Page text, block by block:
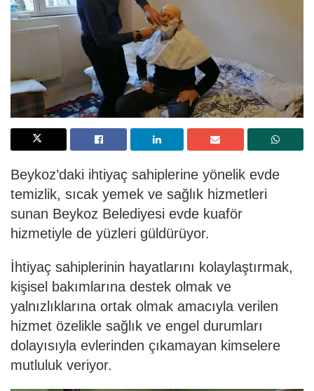
Beykoz’daki ihtiyaç sahiplerine yönelik evde
temizlik, sıcak yemek ve sağ lık hizmetleri
sunan Beykoz Belediyesi evde kuaför
hizmetiyle de yüzleri güldürüyor.
İ htiyaç sahiplerinin hayatlarını kolaylaştırmak,
kişisel bakımlarına destek olmak ve
yalnızlıklarına ortak olmak amacıyla verilen
hizmet özelikle sağ lık ve engel durumları
dolayısıyla evlerinden çıkamayan kimselere
mutluluk veriyor.